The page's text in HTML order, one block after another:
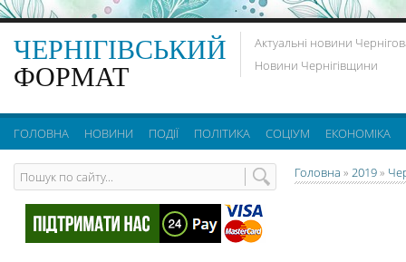
ЧЕРНІГІВСЬКИЙ
ФОРМАТ
Актуальні новини
Новини Чернігівщини
ГОЛОВНА НОВИНИ ПОДІЇ ПОЛІТИКА СОЦІУМ ЕКОНОМІКА
Головна » 2019»